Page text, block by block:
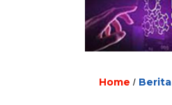
Home / Berita